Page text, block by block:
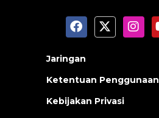
Jaringan
Ketentuan Penggunaan
Kebijakan Privasi